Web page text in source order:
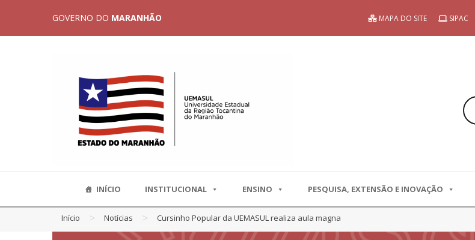
GOVERNO DO MARANHÃO MAPA DO SITE SIPAC
INÍCIO INSTITUCIONAL ENSINO PESQUISA, EXTENSÃO E INOVAÇÃO
Início > Notícias > Cursinho Popular da UEMASUL realiza aula magna